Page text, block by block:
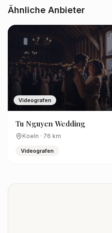
Ähnliche Anbieter
Videografen
Tu Nguyen Wedding
Koeln · 76 km
Videografen